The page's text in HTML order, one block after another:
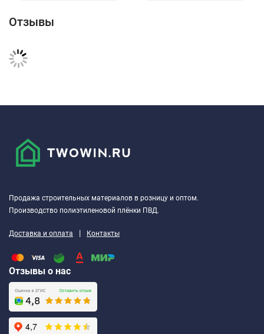
Отзывы
Продажа строительных материалов в розницу и оптом.
Производство полиэтиленовой плёнки ПВД.
Доставка и оплата | Контакты
Отзывы о нас